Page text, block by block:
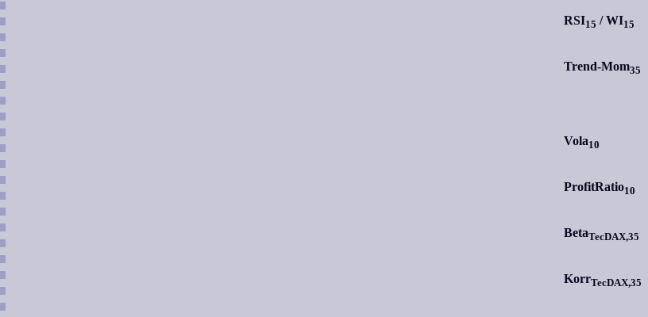
RSI15 /WI15
Trend-Mom35
Vola10
ProfitRatio10
BetaTecDAX,35
KorrTecDAX,35